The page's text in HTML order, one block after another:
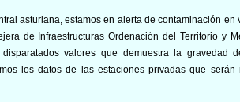
asturiana, estamos en alerta de contaminación en
de Infraestructuras Ordenación del Territorio y
valores que demuestra la gravedad
los datos de las estaciones privadas que serán